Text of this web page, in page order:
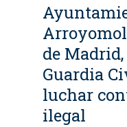
de
Guardia
luchar
ilegal